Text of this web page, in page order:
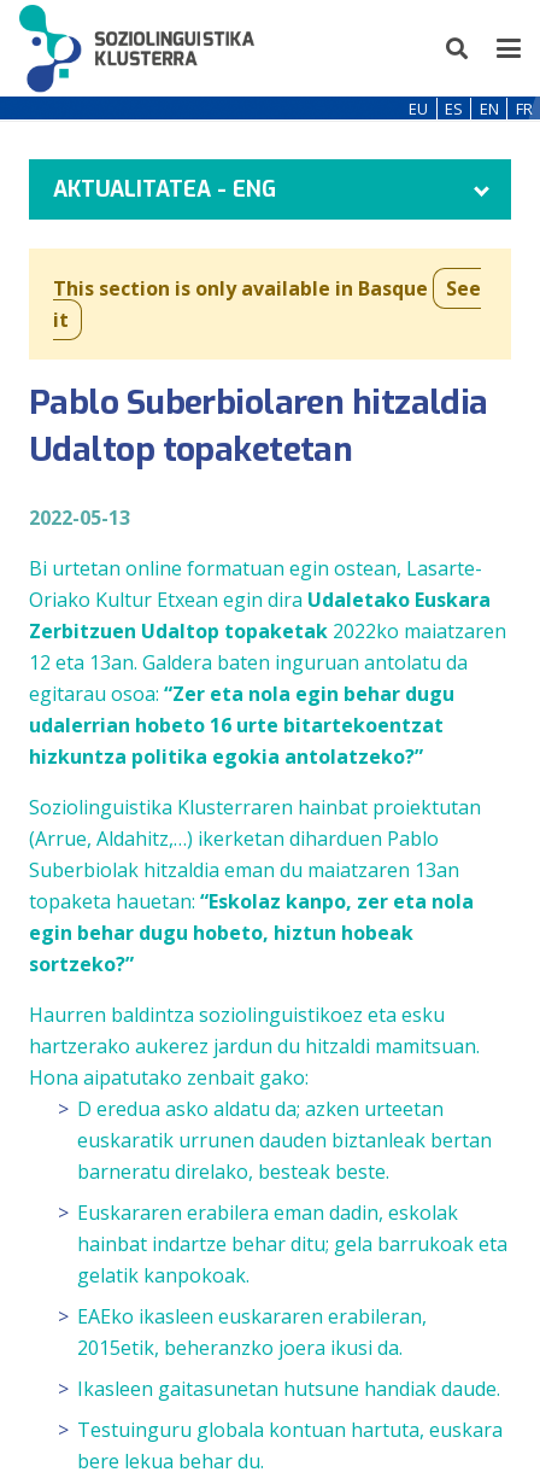
EU ES EN FR
AKTUALITATEA - ENG
This section is only available in Basque
See
it
Pablo Suberbiolaren hitzaldia
Udaltop topaketetan
2022-05-13
Bi urtetan online formatuan egin ostean, Lasarte-
Oriako Kultur Etxean egin dira Udaletako Euskara
Zerbitzuen Udaltop topaketak 2022ko maiatzaren
12 eta 13an. Galdera baten inguruan antolatu da
egitarau osoa: “Zer eta nola egin behar dugu
udalerrian hobeto 16 urte bitartekoentzat
hizkuntza politika egokia antolatzeko?”
Soziolinguistika Klusterraren hainbat proiektutan
(Arrue, Aldahitz,…) ikerketan diharduen Pablo
Suberbiolak hitzaldia eman du maiatzaren 13an
topaketa hauetan: “Eskolaz kanpo, zer eta nola
egin behar dugu hobeto, hiztun hobeak
sortzeko?”
Haurren baldintza soziolinguistikoez eta esku
hartzerako aukerez jardun du hitzaldi mamitsuan.
Hona aipatutako zenbait gako:
D eredua asko aldatu da; azken urteetan
euskaratik urrunen dauden biztanleak bertan
barneratu direlako, besteak beste.
Euskararen erabilera eman dadin, eskolak
hainbat indartze behar ditu; gela barrukoak eta
gelatik kanpokoak.
EAEko ikasleen euskararen erabileran,
2015etik, beheranzko joera ikusi da.
Ikasleen gaitasunetan hutsune handiak daude.
Testuinguru globala kontuan hartuta, euskara
bere lekua behar du.